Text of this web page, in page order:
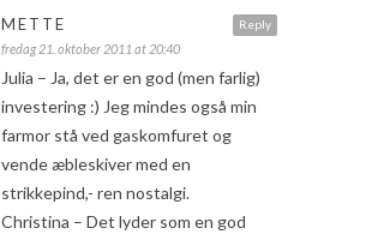
Reply
METTE
fredag 21. oktober 2011 at 20:40
Julia – Ja, det er en god (men farlig)
investering :) Jeg mindes også min
farmor stå ved gaskomfuret og
vende æbleskiver med en
strikkepind,- ren nostalgi.
Christina – Det lyder som en god